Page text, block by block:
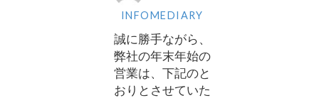
INFOMEDIARY
誠に勝手ながら、
弊社の年末年始の
営業は、下記のと
おりとさせていた